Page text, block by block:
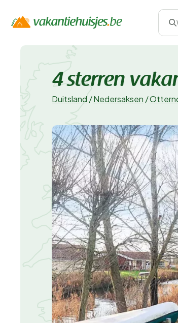
4 sterren
Duitsland /Nedersaksen /